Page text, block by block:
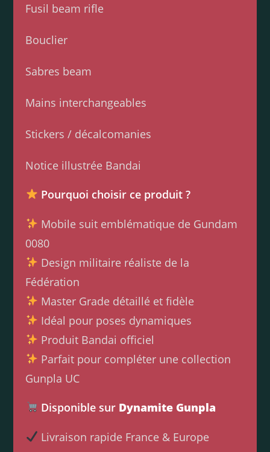
Fusil beam rifle
Bouclier
Sabres beam
Mains interchangeables
Stickers / décalcomanies
Notice illustrée Bandai
Pourquoi choisir ce produit ?
Mobile suit emblématique de Gundam
0080
Design militaire réaliste de la
Fédération
Master Grade détaillé et fidèle
Idéal pour poses dynamiques
Produit Bandai officiel
Parfait pour compléter une collection
Gunpla UC
Disponible sur Dynamite Gunpla
Livraison rapide France & Europe